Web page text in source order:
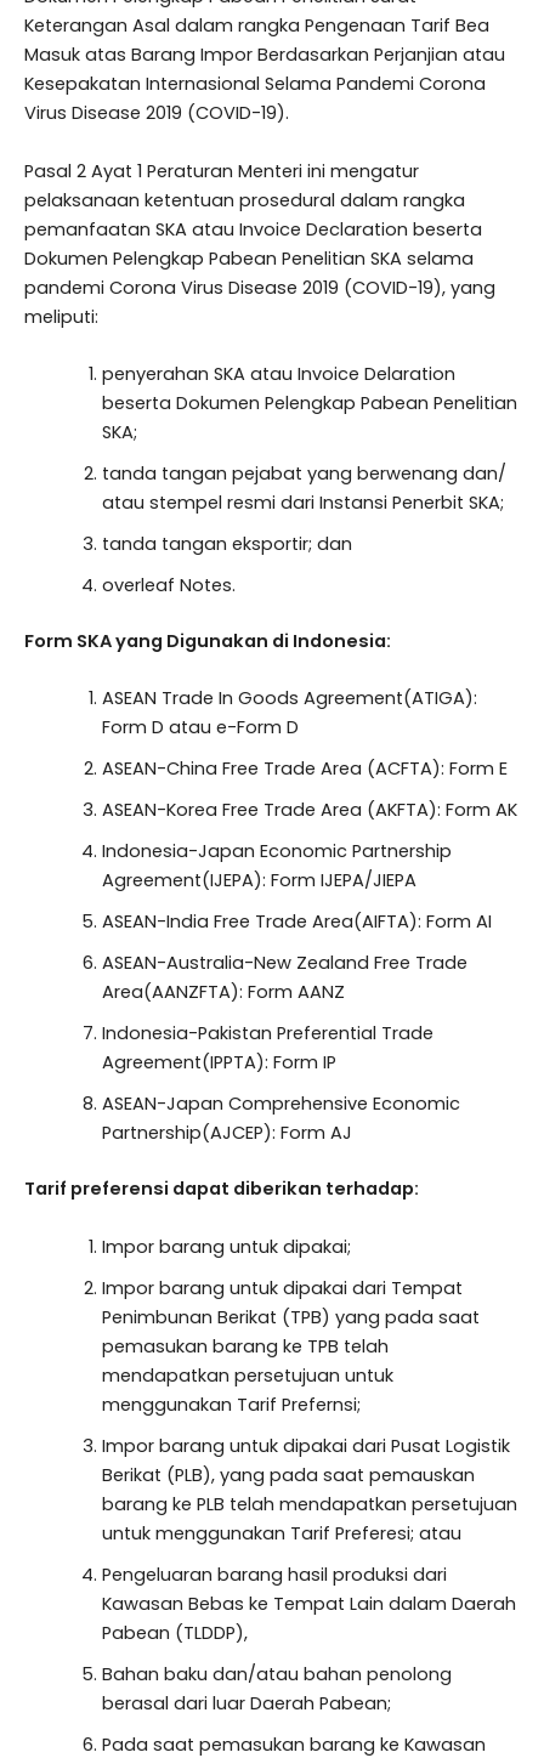
Keterangan Asal dalam rangka Pengenaan Tarif Bea
Masuk atas Barang Impor Berdasarkan Perjanjian atau
Kesepakatan Internasional Selama Pandemi Corona
Virus Disease 2019 (COVID-19).
Pasal 2 Ayat 1 Peraturan Menteri ini mengatur
pelaksanaan ketentuan prosedural dalam rangka
pemanfaatan SKA atau Invoice Declaration beserta
Dokumen Pelengkap Pabean Penelitian SKA selama
pandemi Corona Virus Disease 2019 (COVID-19), yang
meliputi:
penyerahan SKA atau Invoice Delaration
beserta Dokumen Pelengkap Pabean Penelitian
SKA;
tanda tangan pejabat yang berwenang dan/
atau stempel resmi dari Instansi Penerbit SKA;
tanda tangan eksportir; dan
overleaf Notes.
Form SKA yang Digunakan di Indonesia:
ASEAN Trade In Goods Agreement(ATIGA):
Form D atau e-Form D
ASEAN-China Free Trade Area (ACFTA): Form E
ASEAN-Korea Free Trade Area (AKFTA): Form AK
Indonesia-Japan Economic Partnership
Agreement(IJEPA): Form IJEPA/JIEPA
ASEAN-India Free Trade Area(AIFTA): Form AI
ASEAN-Australia-New Zealand Free Trade
Area(AANZFTA): Form AANZ
Indonesia-Pakistan Preferential Trade
Agreement(IPPTA): Form IP
ASEAN-Japan Comprehensive Economic
Partnership(AJCEP): Form AJ
Tarif preferensi dapat diberikan terhadap:
Impor barang untuk dipakai;
Impor barang untuk dipakai dari Tempat
Penimbunan Berikat (TPB) yang pada saat
pemasukan barang ke TPB telah
mendapatkan persetujuan untuk
menggunakan Tarif Prefernsi;
Impor barang untuk dipakai dari Pusat Logistik
Berikat (PLB), yang pada saat pemauskan
barang ke PLB telah mendapatkan persetujuan
untuk menggunakan Tarif Preferesi; atau
Pengeluaran barang hasil produksi dari
Kawasan Bebas ke Tempat Lain dalam Daerah
Pabean (TLDDP),
Bahan baku dan/atau bahan penolong
berasal dari luar Daerah Pabean;
Pada saat pemasukan barang ke Kawasan